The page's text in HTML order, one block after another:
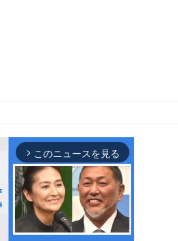
arrow_forward_ios このニュースを見る